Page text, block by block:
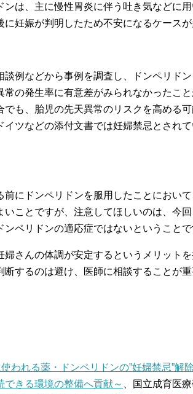
ンは、主に慢性胃炎に伴う吐き気などに
に妊娠が判明したため不安になるケース
談例などから事例を調査し、ドンペリド
常の発生率に有意差がみられなかったこ
でも、胎児の先天異常のリスクを高める
イツなどの添付文書では妊婦禁忌とされ
前にドンペリドンを服用したことにおい
いことですが、注意してほしいのは、今
ンペリドンの適応症ではないということ
婦さんの体調が安定するというメリット
断するのは避け、医師に相談することが
われる薬・ドンペリドンの”妊婦禁忌”解
できる環境の整備へ貢献～
、国立成育医